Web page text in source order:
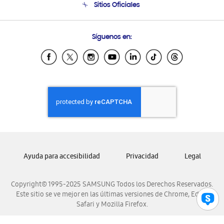
Condiciones de Compra
Soporte vía eMail
Sitios Oficiales
Samsung Ecuador
Samsung El Salvador
Samsung Honduras
Samsung Nicaragua
Samsung Panamá
Samsung Venezuela
Síguenos en:
Copyright© 1995-2025 SAMSUNG Todos los Derechos Reservados.
Este sitio se ve mejor en las últimas versiones de Chrome, Edge,
Safari y Mozilla Firefox.
Ayuda para accesibilidad Privacidad Legal